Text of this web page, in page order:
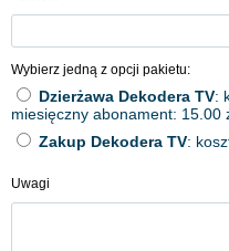
Wybierz jedną z opcji pakietu:
Dzierżawa Dekodera TV:
miesięczny abonament: 15.00
Zakup Dekodera TV:
Uwagi